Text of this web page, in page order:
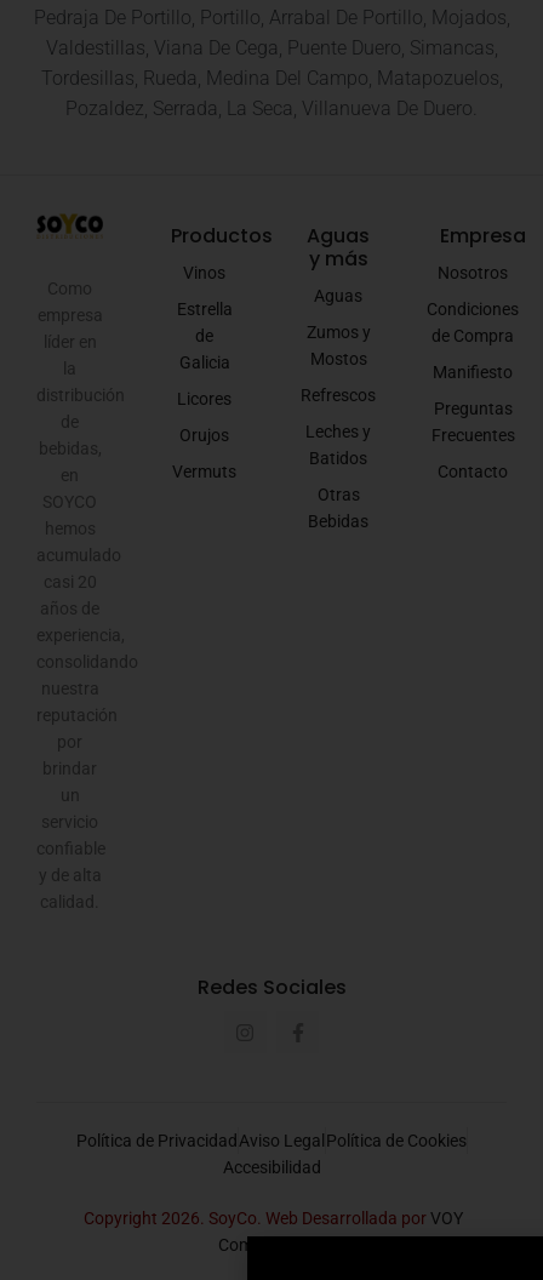
Pedraja De Portillo, Portillo, Arrabal De Portillo, Mojados,
Valdestillas, Viana De Cega, Puente Duero, Simancas,
Tordesillas, Rueda, Medina Del Campo, Matapozuelos,
Pozaldez, Serrada, La Seca, Villanueva De Duero.
Como
empresa
líder en
la
distribución
de
bebidas,
en
SOYCO
hemos
acumulado
casi 20
años de
experiencia,
consolidando
nuestra
reputación
por
brindar
un
servicio
confiable
y de alta
calidad.
Productos
Vinos
Estrella
de
Galicia
Licores
Orujos
Vermuts
Aguas
y más
Aguas
Zumos y
Mostos
Refrescos
Leches y
Batidos
Otras
Bebidas
Empresa
Nosotros
Condiciones
de Compra
Manifiesto
Preguntas
Frecuentes
Contacto
Redes Sociales
Política de PrivacidadAviso Legal Política de Cookies
Accesibilidad
Copyright 2026. SoyCo. Web Desarrollada porVOY
Comunicación